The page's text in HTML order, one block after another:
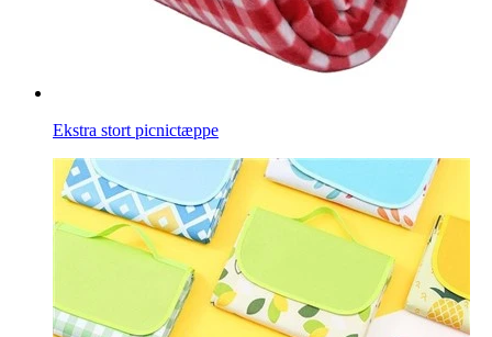
Ekstra stort picnictæppe